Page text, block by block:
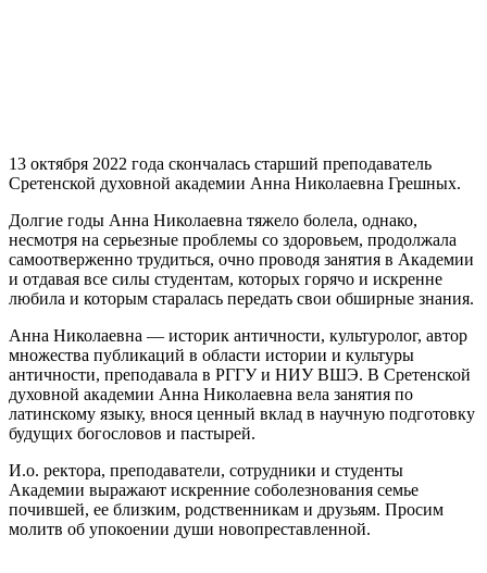
13 октября 2022 года скончалась старший преподаватель
Сретенской духовной академии Анна Николаевна Грешных.
Долгие годы Анна Николаевна тяжело болела, однако,
несмотря на серьезные проблемы со здоровьем, продолжала
самоотверженно трудиться, очно проводя занятия в Академии
и отдавая все силы студентам, которых горячо и искренне
любила и которым старалась передать свои обширные знания.
Анна Николаевна — историк античности, культуролог, автор
множества публикаций в области истории и культуры
античности, преподавала в РГГУ и НИУ ВШЭ. В Сретенской
духовной академии Анна Николаевна вела занятия по
латинскому языку, внося ценный вклад в научную подготовку
будущих богословов и пастырей.
И.о. ректора, преподаватели, сотрудники и студенты
Академии выражают искренние соболезнования семье
почившей, ее близким, родственникам и друзьям. Просим
молитв об упокоении души новопреставленной.